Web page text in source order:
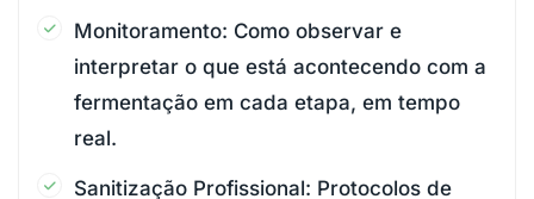
Monitoramento: Como observar e
interpretar o que está acontecendo com a
fermentação em cada etapa, em tempo
real.
Sanitização Profissional: Protocolos de